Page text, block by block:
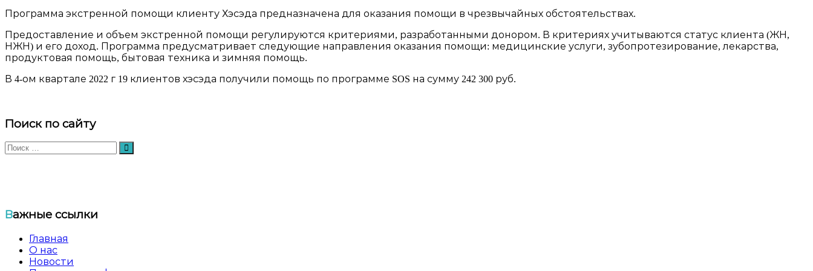
Программа экстренной помощи клиенту Хэсэда предназначена для оказания помощи в чрезвычайных обстоятельствах.
Предоставление и объем экстренной помощи регулируются критериями, разработанными донором. В критериях учитываются статус клиента (ЖН,
НЖН) и его доход. Программа предусматривает следующие направления оказания помощи: медицинские услуги, зубопротезирование, лекарства,
продуктовая помощь, бытовая техника и зимняя помощь.
В 4-ом квартале 2022 г 19 клиентов хэсэда получили помощь по программе SOS на сумму 242 300 руб.
Поиск по сайту
Искать: Поиск
Важные ссылки
Главная
О нас
Новости